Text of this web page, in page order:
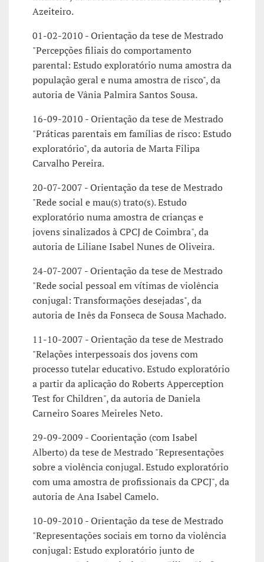
Azeiteiro.
01-02-2010 - Orientação da tese de Mestrado
"Percepções filiais do comportamento
parental: Estudo exploratório numa amostra da
população geral e numa amostra de risco", da
autoria de Vânia Palmira Santos Sousa.
16-09-2010 - Orientação da tese de Mestrado
"Práticas parentais em famílias de risco: Estudo
exploratório", da autoria de Marta Filipa
Carvalho Pereira.
20-07-2007 - Orientação da tese de Mestrado
"Rede social e mau(s) trato(s). Estudo
exploratório numa amostra de crianças e
jovens sinalizados à CPCJ de Coimbra", da
autoria de Liliane Isabel Nunes de Oliveira.
24-07-2007 - Orientação da tese de Mestrado
"Rede social pessoal em vítimas de violência
conjugal: Transformações desejadas", da
autoria de Inês da Fonseca de Sousa Machado.
11-10-2007 - Orientação da tese de Mestrado
"Relações interpessoais dos jovens com
processo tutelar educativo. Estudo exploratório
a partir da aplicação do Roberts Apperception
Test for Children", da autoria de Daniela
Carneiro Soares Meireles Neto.
29-09-2009 - Coorientação (com Isabel
Alberto) da tese de Mestrado "Representações
sobre a violência conjugal. Estudo exploratório
com uma amostra de profissionais da CPCJ", da
autoria de Ana Isabel Camelo.
10-09-2010 - Orientação da tese de Mestrado
"Representações sociais em torno da violência
conjugal: Estudo exploratório junto de